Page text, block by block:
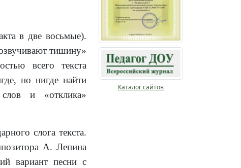
в две восьмые).
тишину»
всего текста
но нигде найти
и «отклика»
слога текста.
А. Лепина
вариант песни с
Каталог сайтов